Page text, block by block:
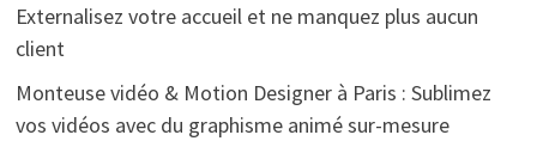
Externalisez votre accueil et ne manquez plus aucun
client
Monteuse vidéo & Motion Designer à Paris : Sublimez
vos vidéos avec du graphisme animé sur-mesure